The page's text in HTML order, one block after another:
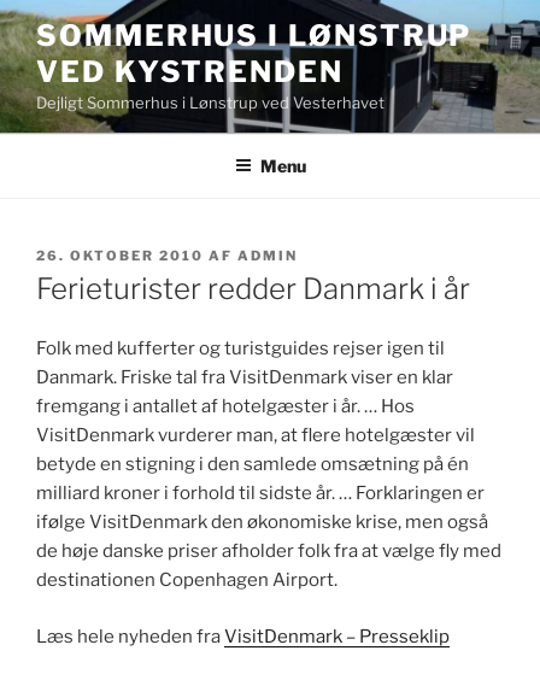
Videre
til
indhold
SOMMERHUS I LØNSTRUP
VED KYSTRENDEN
Dejligt Sommerhus i Lønstrup ved Vesterhavet
Menu
UDGIVET
DEN
26. OKTOBER 2010 AF ADMIN
Ferieturister redder Danmark i år
Folk med kufferter og turistguides rejser igen til
Danmark. Friske tal fra VisitDenmark viser en klar
fremgang i antallet af hotelgæster i år. … Hos
VisitDenmark vurderer man, at flere hotelgæster vil
betyde en stigning i den samlede omsætning på én
milliard kroner i forhold til sidste år. … Forklaringen er
ifølge VisitDenmark den økonomiske krise, men også
de høje danske priser afholder folk fra at vælge fly med
destinationen Copenhagen Airport.
Læs hele nyheden fraVisitDenmark – Presseklip